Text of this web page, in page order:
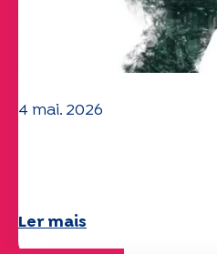
4 mai. 2026
Ler mais